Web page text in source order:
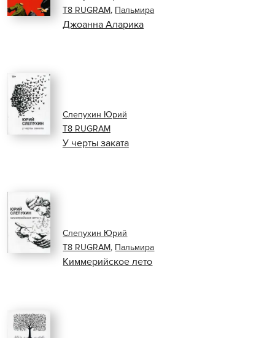
Джоанна Аларика
Т8 RUGRAM, Пальмира
У черты заката
Слепухин Юрий
Т8 RUGRAM
Киммерийское лето
Слепухин Юрий
Т8 RUGRAM, Пальмира